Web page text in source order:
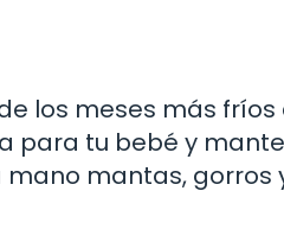
los meses más fríos
para tu bebé y
mantas,